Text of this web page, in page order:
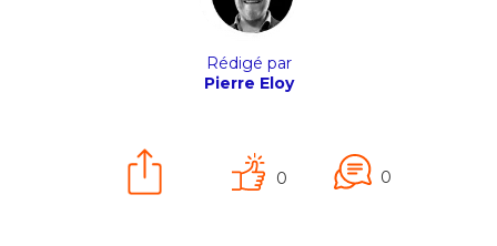
Rédigé par
Pierre Eloy
0 0